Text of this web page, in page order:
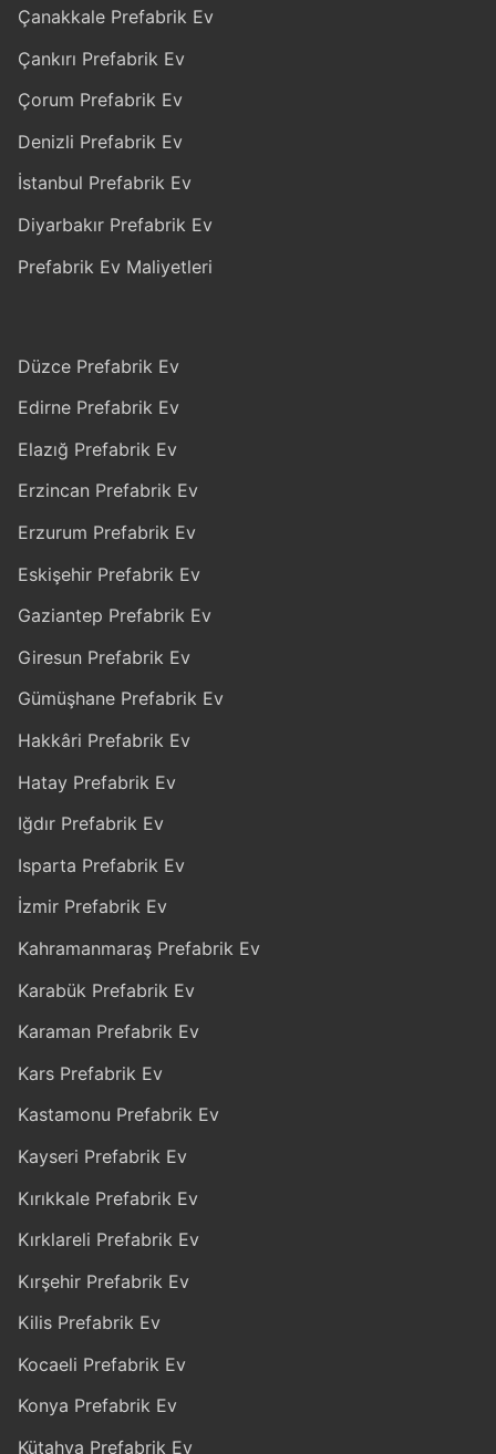
Çanakkale Prefabrik Ev
Çankırı Prefabrik Ev
Çorum Prefabrik Ev
Denizli Prefabrik Ev
İstanbul Prefabrik Ev
Diyarbakır Prefabrik Ev
Prefabrik Ev Maliyetleri
Düzce Prefabrik Ev
Edirne Prefabrik Ev
Elazığ Prefabrik Ev
Erzincan Prefabrik Ev
Erzurum Prefabrik Ev
Eskişehir Prefabrik Ev
Gaziantep Prefabrik Ev
Giresun Prefabrik Ev
Gümüşhane Prefabrik Ev
Hakkâri Prefabrik Ev
Hatay Prefabrik Ev
Iğdır Prefabrik Ev
Isparta Prefabrik Ev
İzmir Prefabrik Ev
Kahramanmaraş Prefabrik Ev
Karabük Prefabrik Ev
Karaman Prefabrik Ev
Kars Prefabrik Ev
Kastamonu Prefabrik Ev
Kayseri Prefabrik Ev
Kırıkkale Prefabrik Ev
Kırklareli Prefabrik Ev
Kırşehir Prefabrik Ev
Kilis Prefabrik Ev
Kocaeli Prefabrik Ev
Konya Prefabrik Ev
Kütahya Prefabrik Ev